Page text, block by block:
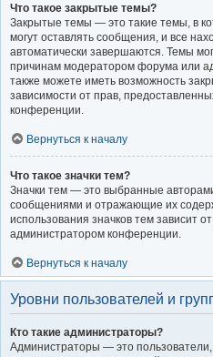
Что такое закрытые темы?
Закрытые темы — это такие темы, в
могут оставлять сообщения, и все
автоматически завершаются. Темы
причинам модератором форума или
также можете иметь возможность
зависимости от прав,
конференции.
Вернуться к началу
Что такое значки тем?
Значки тем — это выбранные
сообщениями и отражающие их
использования значков тем зависит
администратором конференции.
Вернуться к началу
Уровни пользователей и
Кто такие администраторы?
Администраторы — это